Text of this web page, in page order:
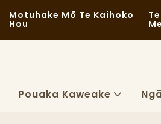
Motuhake Mō Te Kaihoko
Hou
Pouaka Kaweake